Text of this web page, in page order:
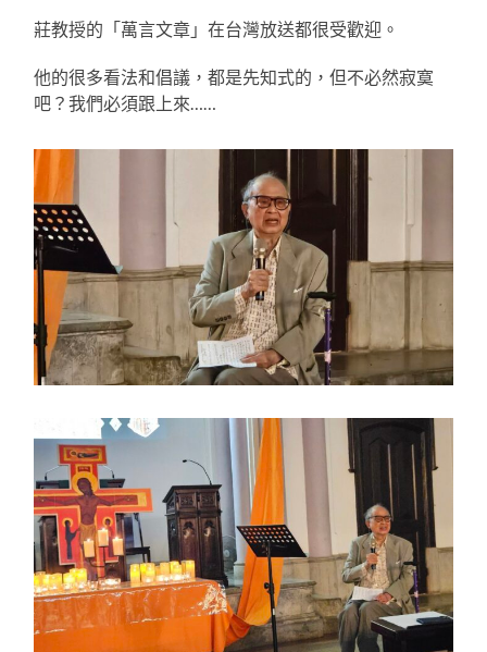
莊教授的「萬言文章」在台灣放送都很受歡迎。
他的很多看法和倡議，都是先知式的，但不必然寂寞
吧？我們必須跟上來……